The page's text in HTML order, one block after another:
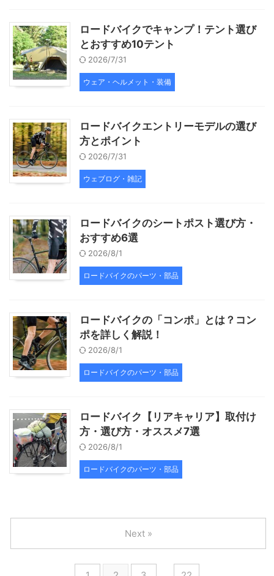
ロードバイクでキャンプ！テント選び
とおすすめ10テント
2026/7/31
ウェア・ヘルメット・装備
ロードバイクエントリーモデルの選び
方とポイント
2026/7/31
ウェブログ・雑記
ロードバイクのシートポスト選び方・
おすすめ6選
2026/8/1
ロードバイクのパーツ・部品
ロードバイクの「コンポ」とは？コン
ポを詳しく解説！
2026/8/1
ロードバイクのパーツ・部品
ロードバイク【リアキャリア】取付け
方・選び方・オススメ7選
2026/8/1
ロードバイクのパーツ・部品
Next »